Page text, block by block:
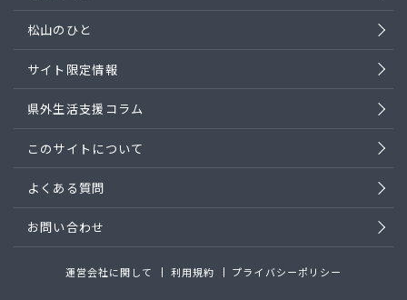
松山のひと
サイト限定情報
県外生活支援コラム
このサイトについて
よくある質問
お問い合わせ
運営会社に関して 利用規約 プライバシーポリシー